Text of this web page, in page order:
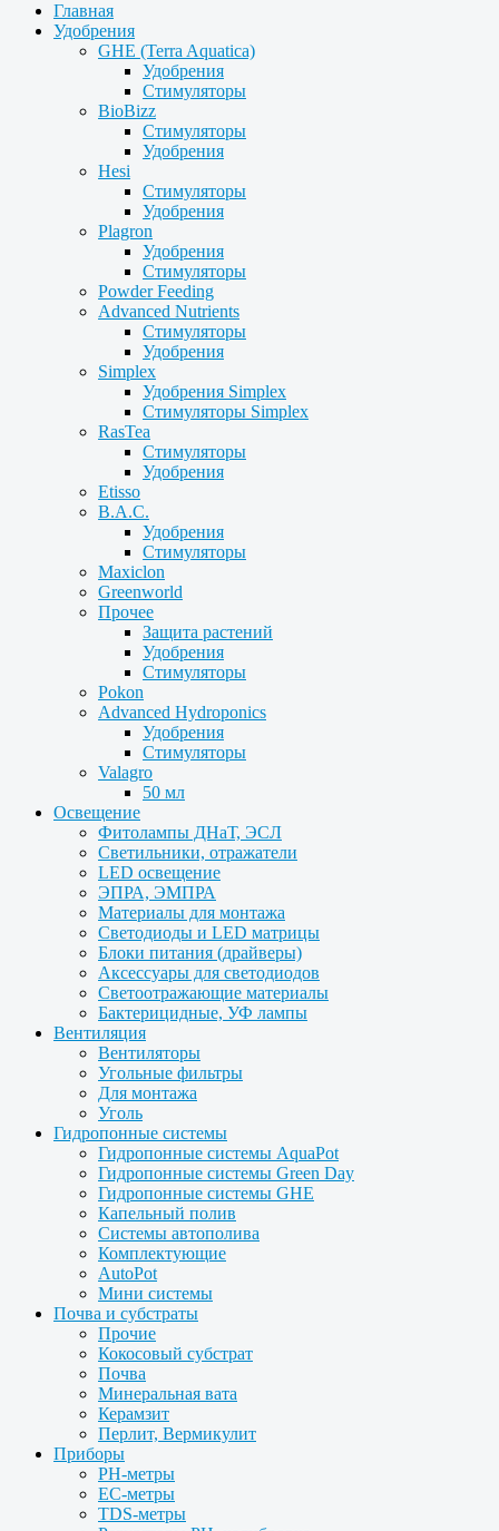
Главная
Удобрения
GHE (Terra Aquatica)
Удобрения
Стимуляторы
BioBizz
Стимуляторы
Удобрения
Hesi
Стимуляторы
Удобрения
Plagron
Удобрения
Стимуляторы
Powder Feeding
Advanced Nutrients
Стимуляторы
Удобрения
Simplex
Удобрения Simplex
Стимуляторы Simplex
RasTea
Стимуляторы
Удобрения
Etisso
B.A.C.
Удобрения
Стимуляторы
Maxiclon
Greenworld
Прочее
Защита растений
Удобрения
Стимуляторы
Pokon
Advanced Hydroponics
Удобрения
Стимуляторы
Valagro
50 мл
Освещение
Фитолампы ДНаТ, ЭСЛ
Светильники, отражатели
LED освещение
ЭПРА, ЭМПРА
Материалы для монтажа
Светодиоды и LED матрицы
Блоки питания (драйверы)
Аксессуары для светодиодов
Светоотражающие материалы
Бактерицидные, УФ лампы
Вентиляция
Вентиляторы
Угольные фильтры
Для монтажа
Уголь
Гидропонные системы
Гидропонные системы AquaPot
Гидропонные системы Green Day
Гидропонные системы GHE
Капельный полив
Системы автополива
Комплектующие
AutoPot
Мини системы
Почва и субстраты
Прочие
Кокосовый субстрат
Почва
Минеральная вата
Керамзит
Перлит, Вермикулит
Приборы
PH-метры
EC-метры
TDS-метры